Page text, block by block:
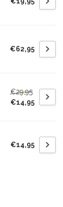
€62,95
€29,95
€14,95
€14,95